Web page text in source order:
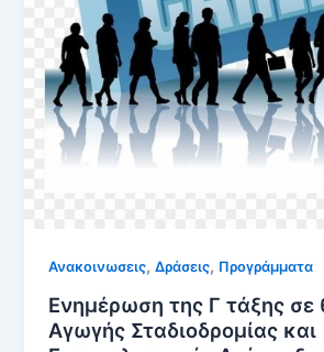
Ανακοινωσεις,Δράσεις, Προγράμματα
Ενημέρωση της Γ τάξης σε
Αγωγής Σταδιοδρομίας και